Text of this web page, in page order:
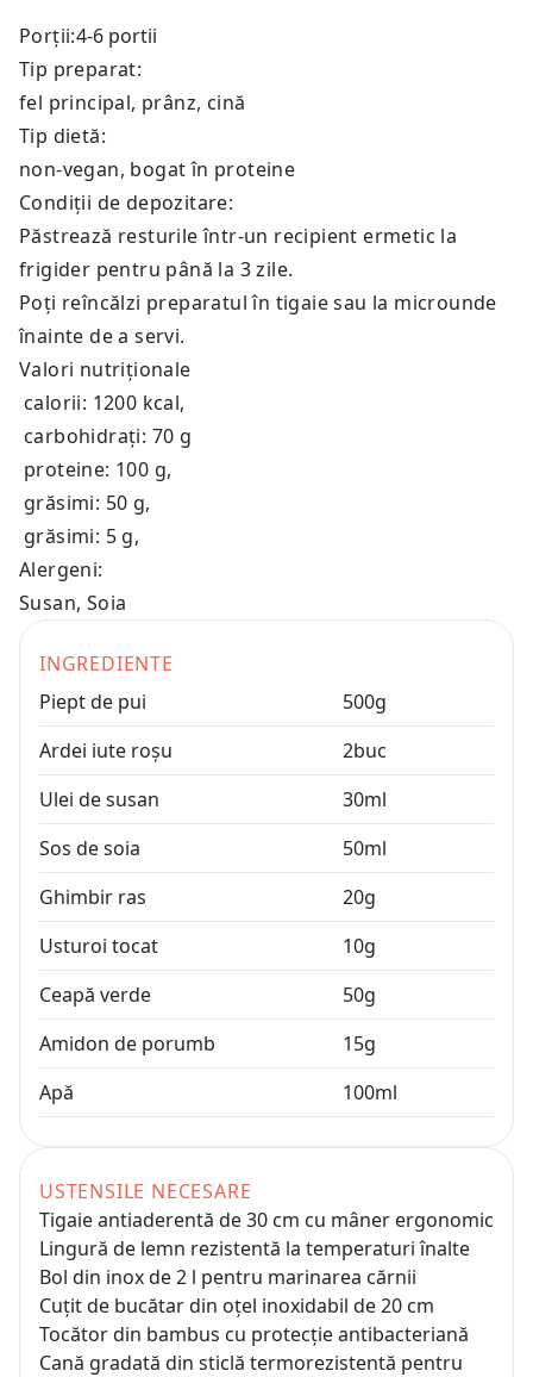
Porții:
Tip preparat:
fel principal, prânz, cină
Tip dietă:
non-vegan, bogat în proteine
Condiții de depozitare:
Păstrează resturile într-un recipient ermetic la
frigider pentru până la 3 zile.
Poți reîncălzi preparatul în tigaie sau la microunde
înainte de a servi.
Valori nutriționale
calorii: 1200 kcal,
carbohidrați: 70 g
proteine: 100 g,
grăsimi: 50 g,
grăsimi: 5 g,
Alergeni:
Susan, Soia
INGREDIENTE
Piept de pui
500g
Ardei iute roșu
2buc
Ulei de susan
30ml
Sos de soia
50ml
Ghimbir ras
20g
Usturoi tocat
10g
Ceapă verde
50g
Amidon de porumb
15g
Apă
100ml
USTENSILE NECESARE
Tigaie antiaderentă de 30 cm cu mâner ergonomic
Lingură de lemn rezistentă la temperaturi înalte
Bol din inox de 2 l pentru marinarea cărnii
Cuțit de bucătar din oțel inoxidabil de 20 cm
Tocător din bambus cu protecție antibacteriană
Cană gradată din sticlă termorezistentă pentru